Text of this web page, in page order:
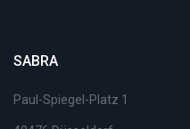
SABRA
Paul-Spiegel-Platz 1